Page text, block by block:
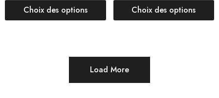
Choix des options Choix des options
Load More